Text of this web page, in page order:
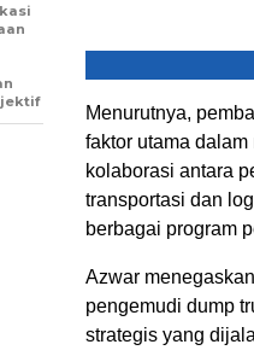
Menurutnya,
faktor utama
kolaborasi antara
transportasi dan
berbagai program
Azwar
pengemudi dump
strategis yang